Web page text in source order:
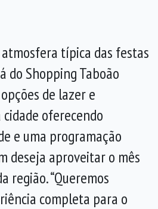
típica das festas
do Shopping Taboão
de lazer e
oferecendo
e uma programação
deseja aproveitar o mês
região. “Queremos
completa para o